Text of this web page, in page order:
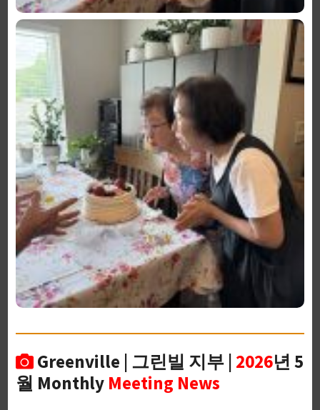
Greenville | 그린빌 지부 | 2026년 5
월 Monthly Meeting News